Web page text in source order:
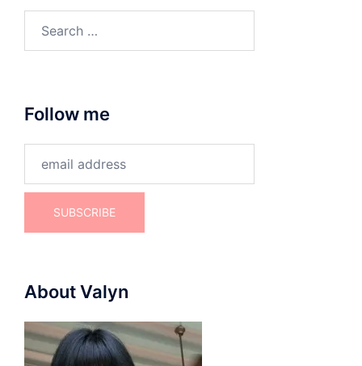
Follow me
About Valyn